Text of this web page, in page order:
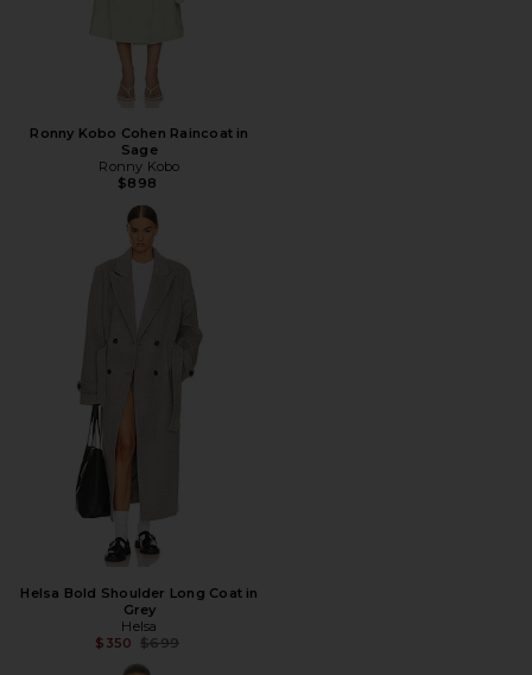
Ronny Kobo Cohen Raincoat in
Sage
Ronny Kobo
$898
Helsa Bold Shoulder Long Coat in
Grey
Helsa
$350 Предыдущая цена:
$699